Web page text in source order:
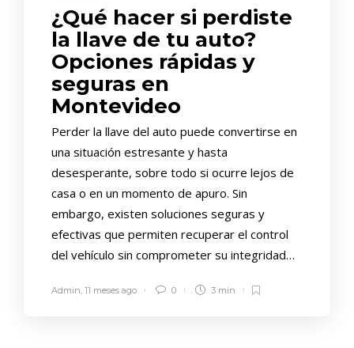
¿Qué hacer si perdiste
la llave de tu auto?
Opciones rápidas y
seguras en
Montevideo
Perder la llave del auto puede convertirse en
una situación estresante y hasta
desesperante, sobre todo si ocurre lejos de
casa o en un momento de apuro. Sin
embargo, existen soluciones seguras y
efectivas que permiten recuperar el control
del vehículo sin comprometer su integridad…
Admin, 11 meses ago 0 3 min